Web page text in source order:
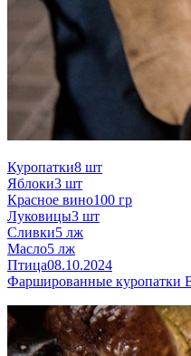
Куропатки8 шт
Яблоки3 шт
Красное вино100 гр
Луковицы3 шт
Сливки5 лж
Масло5 лж
Птица08.10.2024
Фаршированные куропатки